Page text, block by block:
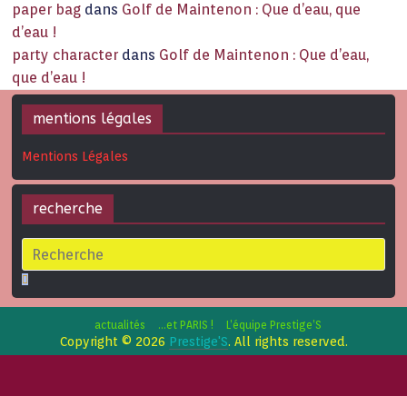
paper bag dans Golf de Maintenon : Que d’eau, que
d’eau !
party character dans Golf de Maintenon : Que d’eau,
que d’eau !
mentions légales
Mentions Légales
recherche
actualités …et PARIS ! L’équipe Prestige’S
Copyright © 2026 Prestige'S. All rights reserved.